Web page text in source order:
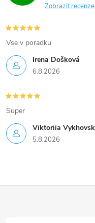
Zobrazit recenze
Irena Došková
6.8.2026
Vse v poradku
Viktoriia
5.8.2026
Super